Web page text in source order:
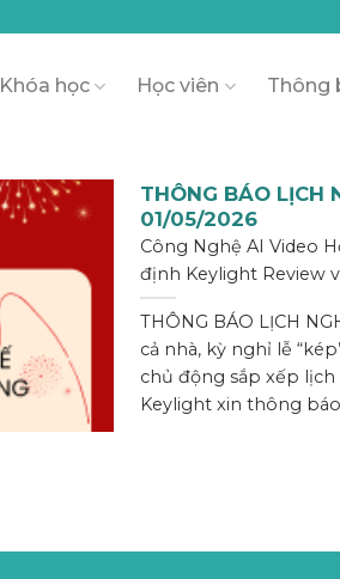
Khóa học Học viên Thông
THÔNG BÁO LỊCH
01/05/2026
Công Nghệ AI Video
định Keylight Review
THÔNG BÁO LỊCH
cả nhà, kỳ nghỉ lễ
chủ động sắp xếp
Keylight xin thông